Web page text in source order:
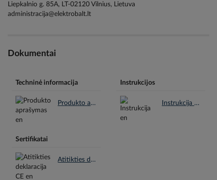
Liepkalnio g. 85A, LT-02120 Vilnius, Lietuva
administracija@elektrobalt.lt
Dokumentai
Techninė informacija
Produkto aprašymas en.pdf
Instrukcijos
Instrukcija en.pdf
Sertifikatai
Atitikties deklaracija CE en.pdf